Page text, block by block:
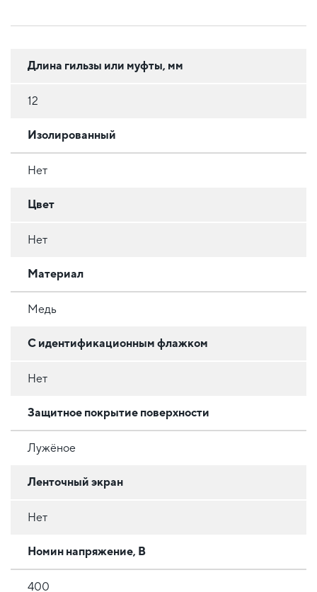
Длина гильзы или муфты, мм
12
Изолированный
Нет
Цвет
Нет
Материал
Медь
С идентификационным флажком
Нет
Защитное покрытие поверхности
Лужёное
Ленточный экран
Нет
Номин напряжение, В
400